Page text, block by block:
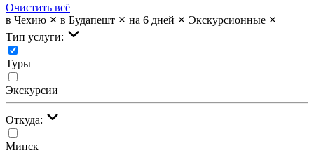
Очистить всё
в Чехию
в Будапешт на 6 дней
Экскурсионные
Тип услуги:
Туры
Экскурсии
Откуда:
Минск